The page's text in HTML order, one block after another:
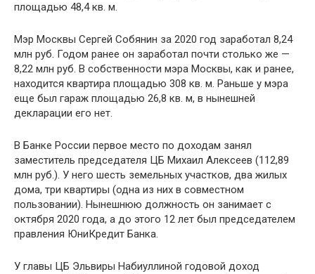
площадью 48,4 кв. м.
Мэр Москвы Сергей Собянин за 2020 год заработал 8,24
млн руб. Годом ранее он заработал почти столько же —
8,22 млн руб. В собственности мэра Москвы, как и ранее,
находится квартира площадью 308 кв. м. Раньше у мэра
еще был гараж площадью 26,8 кв. м, в нынешней
декларации его нет.
В Банке России первое место по доходам занял
заместитель председателя ЦБ Михаил Алексеев (112,89
млн руб.). У него шесть земельных участков, два жилых
дома, три квартиры (одна из них в совместном
пользовании). Нынешнюю должность он занимает с
октября 2020 года, а до этого 12 лет был председателем
правления ЮниКредит Банка.
У главы ЦБ Эльвиры Набиуллиной годовой доход